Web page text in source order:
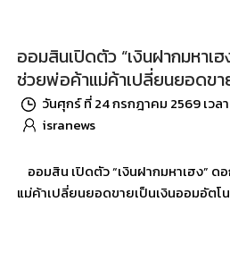
ออมสินเปิดตัว “เงินฝากมหาเ
ช่วยพ่อค้าแม่ค้าเปลี่ยนยอดขา
วันศุกร์ ที่ 24 กรกฎาคม 2569 เวลา
isranews
ออมสิน เปิดตัว “เงินฝากมหาเฮง”
แม่ค้าเปลี่ยนยอดขายเป็นเงินออมอัตโ